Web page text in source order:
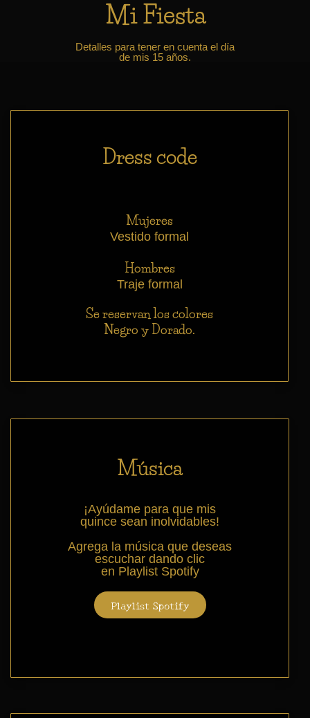
Mi Fiesta
Detalles para tener en cuenta el día
de mis 15 años.
Dress code
Mujeres
Vestido formal
Hombres
Traje formal
Se reservan los colores
Negro y Dorado.
Música
¡Ayúdame para que mis
quince sean inolvidables!
Agrega la música que deseas
escuchar dando clic
en Playlist Spotify
Playlist Spotify